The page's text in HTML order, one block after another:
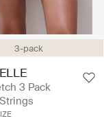
3-pack
3 Pack